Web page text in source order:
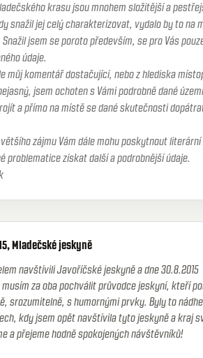
krasu jsou mnohem složitější a
snažil jej celý charakterizovat, vydalo by to na
jsem se poroto především, se pro Vás
údaje.
jsem ochoten s Vámi podrobně dané území
a přímo na místě se dané skutečnosti
většího zájmu Vám dále mohu poskytnout
k dané problematice získat další a podrobnější údaje.
Mladečské jeskyně
navštívili Javoříčské jeskyně a dne 30.8.2015
za oba pochválit průvodce jeskyní, kteří
srozumitelně, s humornými prvky. Byly to
kdy jsem opět navštívila tyto jeskyně a kraj
a přejeme hodně spokojených návštěvníků!